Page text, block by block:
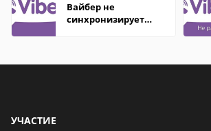
Вайбер не
синхронизирует
УЧАСТИЕ